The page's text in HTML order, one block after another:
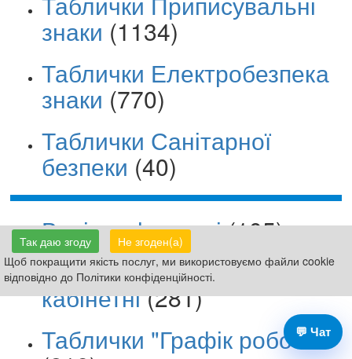
Так даю згоду
Не згоден(а)
Щоб покращити якість послуг, ми використовуємо файли cookie
відповідно до Політики конфіденційності.
знаки (1134)
Таблички Електробезпека
знаки (770)
Таблички Санітарної
безпеки (40)
Вивіски фасадні(105)
Таблички на двері
кабінетні(281)
Таблички "Графік роботи"
💬 Чат